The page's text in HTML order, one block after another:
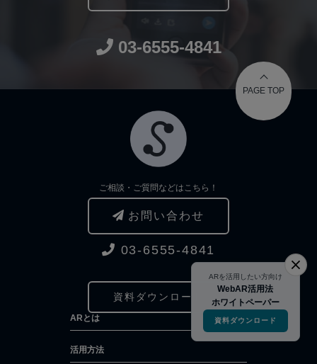
03-6555-4841
PAGE TOP
ARを活用したい方向け
WebAR活用法
ホワイトペーパー
資料ダウンロード
ご相談・ご質問などはこちら！
お問い合わせ
03-6555-4841
資料ダウンロード
ARとは
活用方法